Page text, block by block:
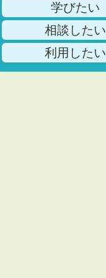
学びたい
相談したい
利用したい